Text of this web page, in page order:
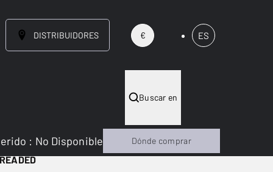
DISTRIBUIDORES € ES
Buscar en
: No Disponible Dónde comprar